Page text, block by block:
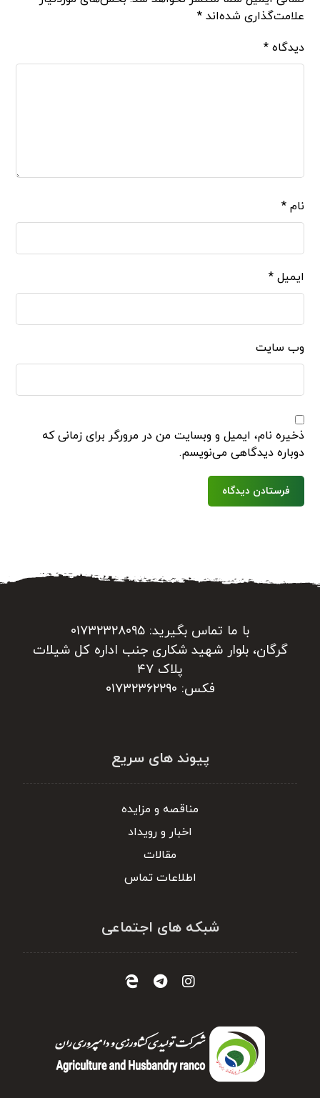
علامت‌گذاری شده‌اند*
دیدگاه*
نام*
ایمیل*
وب‌ سایت
ذخیره نام، ایمیل و وبسایت من در مرورگر برای زمانی که
دوباره دیدگاهی می‌نویسم.
فرستادن دیدگاه
با ما تماس بگیرید: ۰۱۷۳۲۳۲۸۰۹۵
گرگان، بلوار شهید شکاری جنب اداره کل شیلات
پلاک ۴۷
فکس: ۰۱۷۳۲۳۶۲۲۹۰
پیوند های سریع
مناقصه و مزایده
اخبار و رویداد
مقالات
اطلاعات تماس
شبکه های اجتماعی